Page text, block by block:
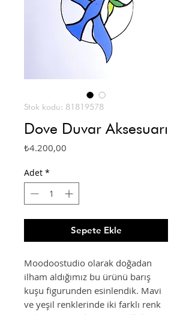
Stok kodu: 81819578
Dove Duvar Aksesuarı
₺4.200,00
Adet *
Sepete Ekle
Moodoostudio olarak doğadan
ilham aldığımız bu ürünü barış
kuşu figurunden esinlendik. Mavi
ve yeşil renklerinde iki farklı renk